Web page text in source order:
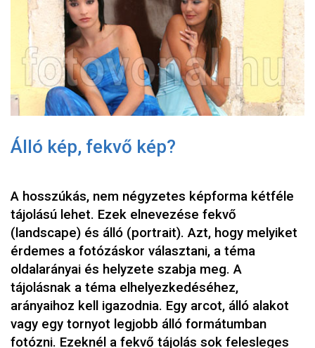
Álló kép, fekvő kép?
A hosszúkás, nem négyzetes képforma kétféle
tájolású lehet. Ezek elnevezése fekvő
(landscape) és álló (portrait). Azt, hogy melyiket
érdemes a fotózáskor választani, a téma
oldalarányai és helyzete szabja meg. A
tájolásnak a téma elhelyezkedéséhez,
arányaihoz kell igazodnia. Egy arcot, álló alakot
vagy egy tornyot legjobb álló formátumban
fotózni. Ezeknél a fekvő tájolás sok felesleges